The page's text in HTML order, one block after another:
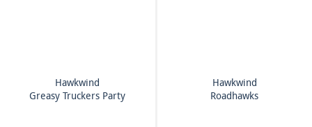
Hawkwind
Greasy Truckers Party
Hawkwind
Roadhawks